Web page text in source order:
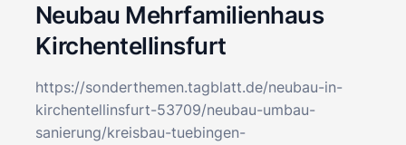
Neubau Mehrfamilienhaus
Kirchentellinsfurt
https://sonderthemen.tagblatt.de/neubau-in-
kirchentellinsfurt-53709/neubau-umbau-
sanierung/kreisbau-tuebingen-